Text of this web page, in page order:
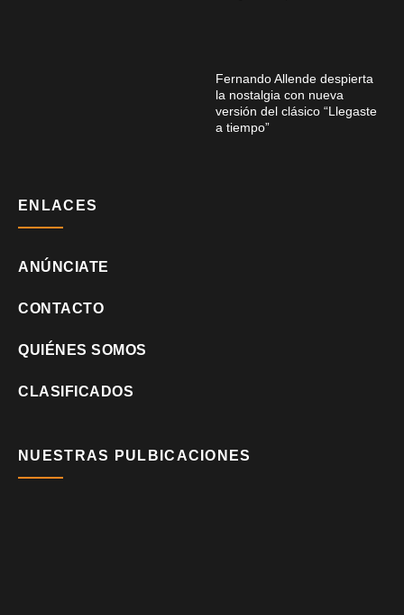
Fernando Allende despierta
la nostalgia con nueva
versión del clásico “Llegaste
a tiempo”
ENLACES
ANÚNCIATE
CONTACTO
QUIÉNES SOMOS
CLASIFICADOS
NUESTRAS PULBICACIONES